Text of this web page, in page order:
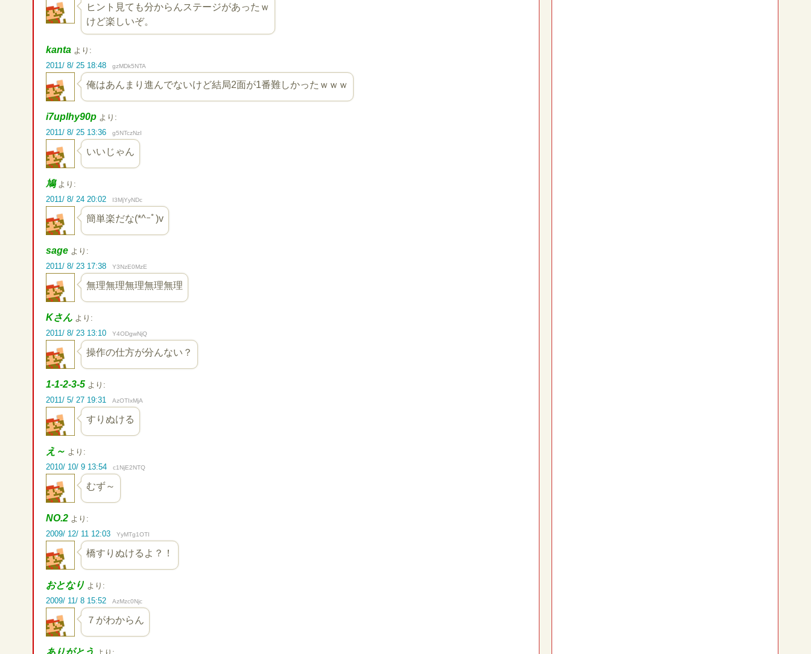
ヒント見ても分からんステージがあったｗ
けど楽しいぞ。
kanta より:
2011/ 8/ 25 18:48
gzMDk5NTA
俺はあんまり進んでないけど結局2面が1番難しかったｗｗｗ
i7uplhy90p より:
2011/ 8/ 25 13:36
g5NTczNzI
いいじゃん
鳩 より:
2011/ 8/ 24 20:02
I3MjYyNDc
簡単楽だな(*^ｰﾟ)v
sage より:
2011/ 8/ 23 17:38
Y3NzE0MzE
無理無理無理無理無理
Kさん より:
2011/ 8/ 23 13:10
Y4ODgwNjQ
操作の仕方が分んない？
1-1-2-3-5 より:
2011/ 5/ 27 19:31
AzOTIxMjA
すりぬける
え～ より:
2010/ 10/ 9 13:54
c1NjE2NTQ
むず～
NO.2 より:
2009/ 12/ 11 12:03
YyMTg1OTI
橋すりぬけるよ？！
おとなり より:
2009/ 11/ 8 15:52
AzMzc0Njc
７がわからん
ありがとう